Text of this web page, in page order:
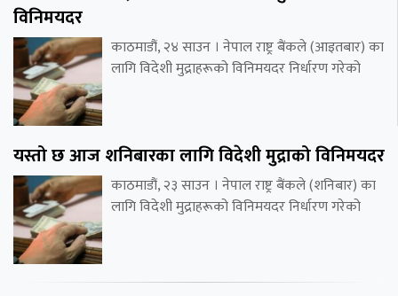
विनिमयदर
काठमाडौं, २४ साउन । नेपाल राष्ट्र बैंकले (आइतबार) का
लागि विदेशी मुद्राहरूको विनिमयदर निर्धारण गरेको
यस्तो छ आज शनिबारका लागि विदेशी मुद्राको विनिमयदर
काठमाडौं, २३ साउन । नेपाल राष्ट्र बैंकले (शनिबार) का
लागि विदेशी मुद्राहरूको विनिमयदर निर्धारण गरेको